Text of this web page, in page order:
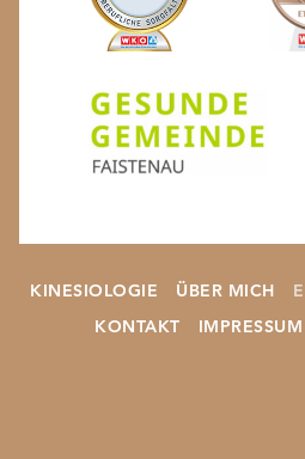
KINESIOLOGIE ÜBER MICH
KONTAKT
IMPRESSUM